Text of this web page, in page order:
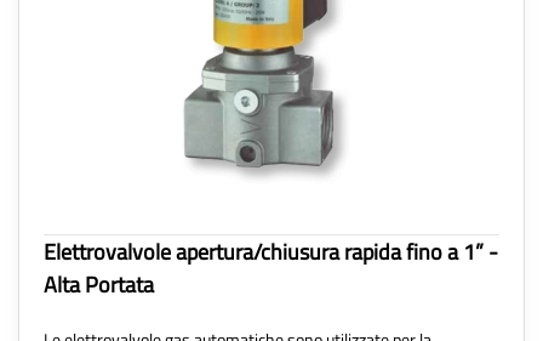
Elettrovalvole apertura/chiusura rapida fino a 1” -
Alta Portata